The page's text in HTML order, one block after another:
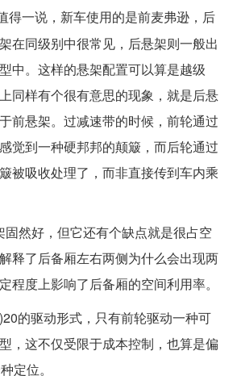
得一说，新车使用的是前麦弗逊，后
在同级别中很常见，后悬架则一般出
中。这样的悬架配置可以算是越级
同样有个很有意思的现象，就是后悬
前悬架。过减速带的时候，前轮通过
觉到一种硬邦邦的颠簸，而后轮通过
被吸收处理了，而非直接传到车内乘
固然好，但它还有个缺点就是很占空
释了后备厢左右两侧为什么会出现两
程度上影响了后备厢的空间利用率。
的驱动形式，只有前轮驱动一种可
，这不仅受限于成本控制，也算是偏
定位。